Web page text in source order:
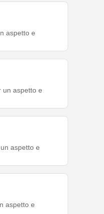
aspetto e
un aspetto e
aspetto e
aspetto e